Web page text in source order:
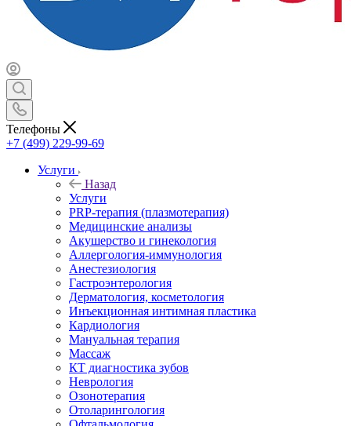
Телефоны
+7 (499) 229-99-69
Услуги
Назад
Услуги
PRP-терапия (плазмотерапия)
Медицинские анализы
Акушерство и гинекология
Аллергология-иммунология
Анестезиология
Гастроэнтерология
Дерматология, косметология
Инъекционная интимная пластика
Кардиология
Мануальная терапия
Массаж
КТ диагностика зубов
Неврология
Озонотерапия
Отоларингология